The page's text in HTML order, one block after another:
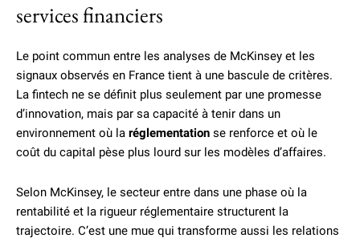
services financiers
Le point commun entre les analyses de McKinsey et les
signaux observés en France tient à une bascule de critères.
La fintech ne se définit plus seulement par une promesse
d’innovation, mais par sa capacité à tenir dans un
environnement où la réglementation se renforce et où le
coût du capital pèse plus lourd sur les modèles d’affaires.
Selon McKinsey, le secteur entre dans une phase où la
rentabilité et la rigueur réglementaire structurent la
trajectoire. C’est une mue qui transforme aussi les relations